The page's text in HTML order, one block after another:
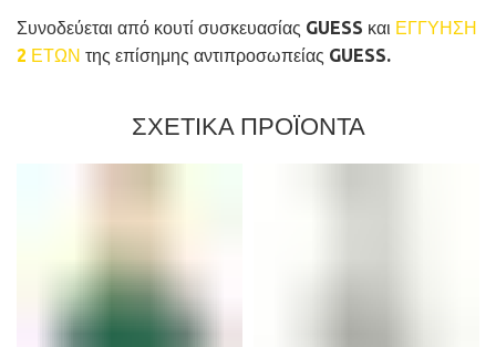
Συνοδεύεται από κουτί συσκευασίας GUESS και ΕΓΓΥΗΣΗ
2 ΕΤΩΝ της επίσημης αντιπροσωπείας GUESS.
ΣΧΕΤΙΚΑ ΠΡΟΪΟΝΤΑ